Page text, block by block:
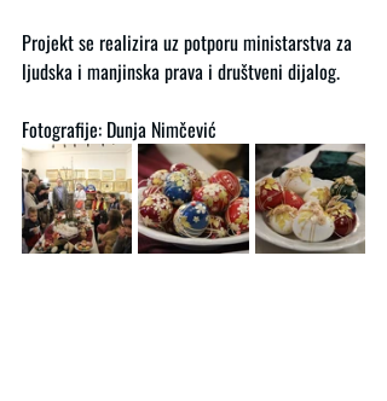
Projekt se realizira uz potporu ministarstva za
ljudska i manjinska prava i društveni dijalog.
Fotografije: Dunja Nimčević